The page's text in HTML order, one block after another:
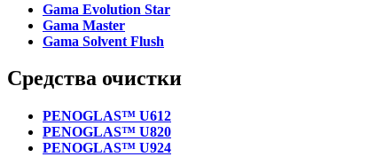
Gama Evolution Star
Gama Master
Gama Solvent Flush
Средства очистки
PENOGLAS™ U612
PENOGLAS™ U820
PENOGLAS™ U924